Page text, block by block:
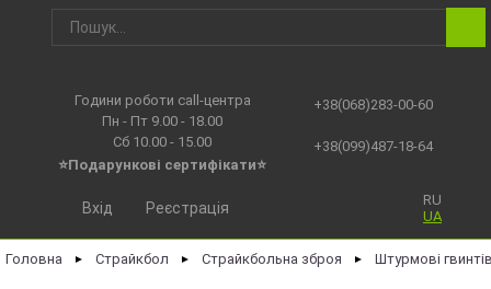
Години роботи call-центра
Пн - Пт 9.00 - 18.00
Сб 10.00 - 15.00
⭐Подарункові сертифікати⭐
+38(068)283-00-60
+38(099)487-18-64
RU
UA
Вхід Реєстрація
Головна ► Страйкбол ► Страйкбольна зброя ► Штурмові